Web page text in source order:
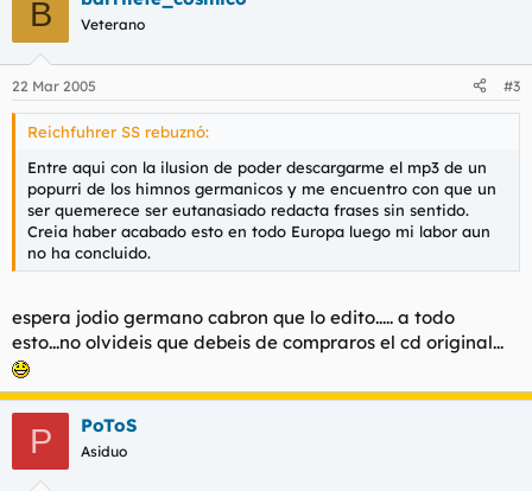
B Veterano
22 Mar 2005 #3
Reichfuhrer SS rebuznó:
Entre aqui con la ilusion de poder descargarme el mp3 de un
popurri de los himnos germanicos y me encuentro con que un
ser quemerece ser eutanasiado redacta frases sin sentido.
Creia haber acabado esto en todo Europa luego mi labor aun
no ha concluido.
espera jodio germano cabron que lo edito..... a todo
esto...no olvideis que debeis de compraros el cd original...
P PoToS
Asiduo